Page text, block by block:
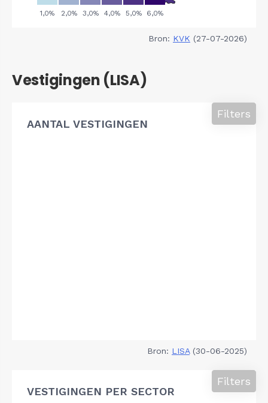
Bron: KVK (27-07-2026)
Vestigingen (LISA)
AANTAL VESTIGINGEN
Filters
Bron: LISA(30-06-2025)
VESTIGINGEN PER SECTOR
Filters